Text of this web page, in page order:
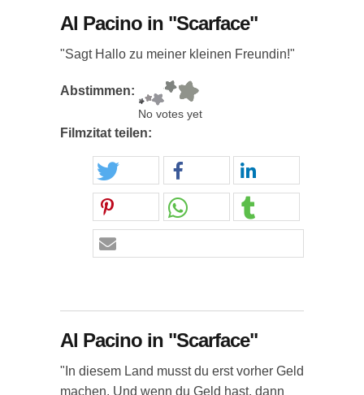
Al Pacino in "Scarface"
"Sagt Hallo zu meiner kleinen Freundin!"
Abstimmen:
No votes yet
Filmzitat teilen:
Al Pacino in "Scarface"
"In diesem Land musst du erst vorher Geld
machen. Und wenn du Geld hast, dann